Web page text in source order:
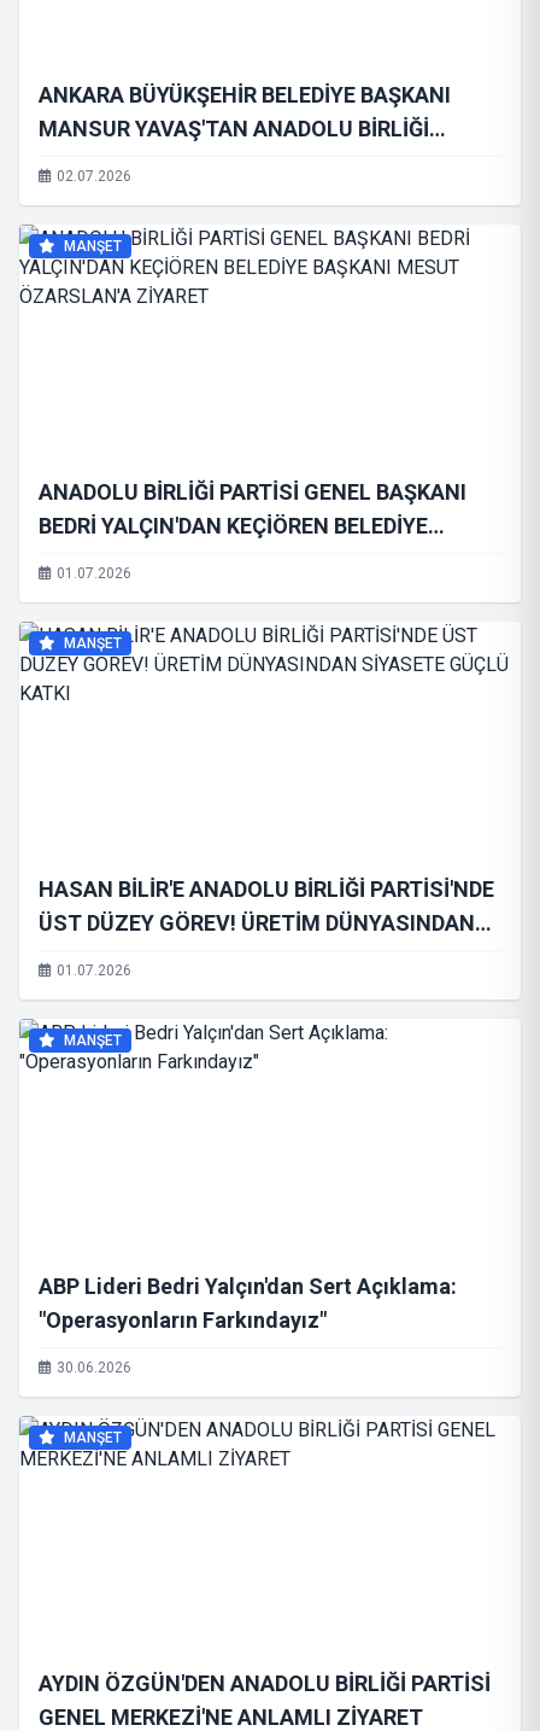
ANKARA BÜYÜKŞEHİR BELEDİYE BAŞKANI
MANSUR YAVAŞ'TAN ANADOLU BİRLİĞİ
PARTİSİ'NİN AŞURE ETKİNLİĞİNE ANLAMLI
02.07.2026
MANŞET
ANADOLU BİRLİĞİ PARTİSİ GENEL BAŞKANI
BEDRİ YALÇIN'DAN KEÇİÖREN BELEDİYE
BAŞKANI MESUT ÖZARSLAN'A ZİYARET
01.07.2026
MANŞET
HASAN BİLİR'E ANADOLU BİRLİĞİ PARTİSİ'NDE
ÜST DÜZEY GÖREV! ÜRETİM DÜNYASINDAN
SİYASETE GÜÇLÜ KATKI
01.07.2026
MANŞET
​ABP Lideri Bedri Yalçın'dan Sert Açıklama:
"Operasyonların Farkındayız"
30.06.2026
MANŞET
AYDIN ÖZGÜN'DEN ANADOLU BİRLİĞİ PARTİSİ
GENEL MERKEZİ'NE ANLAMLI ZİYARET